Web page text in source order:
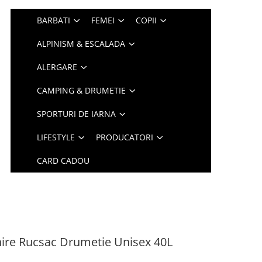
BARBATI FEMEI COPII
ALPINISM & ESCALADA
ALERGARE
CAMPING & DRUMETIE
SPORTURI DE IARNA
LIFESTYLE PRODUCATORI
CARD CADOU
Rucsac Drumetie Unisex 40L